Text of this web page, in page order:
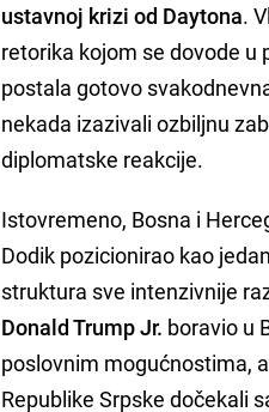
ustavnoj krizi od Daytona.
retorika kojom se dovode
postala gotovo
nekada izazivali ozbiljnu
diplomatske reakcije.
Istovremeno, Bosna i
Dodik pozicionirao kao
struktura sve intenzivnije
Donald Trump Jr. boravio u
poslovnim mogućnostima,
Republike Srpske dočekali